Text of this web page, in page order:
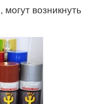
возникнуть